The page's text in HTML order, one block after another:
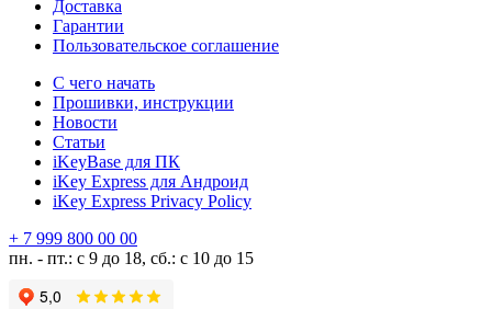
Доставка
Гарантии
Пользовательское соглашение
С чего начать
Прошивки, инструкции
Новости
Статьи
iKeyBase для ПК
iKey Express для Андроид
iKey Express Privacy Policy
+ 7 999 800 00 00
пн. - пт.: с 9 до 18, сб.: с 10 до 15